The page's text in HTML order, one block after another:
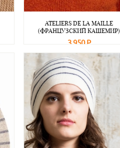
ATELIERS DE LA MAILLE
(ФРАНЦУЗСКИЙ КАШЕМИР)
3 950 Р
В корзину Подробнее